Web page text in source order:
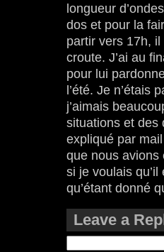
longueur
dos et pour la
partir vers 17h,
croute. J’ai au
pour lui
l’été. Je n’étais
j’aimais
situations et des
expliqué par
que nous avions
si je voulais
qu’étant donné
Leave a